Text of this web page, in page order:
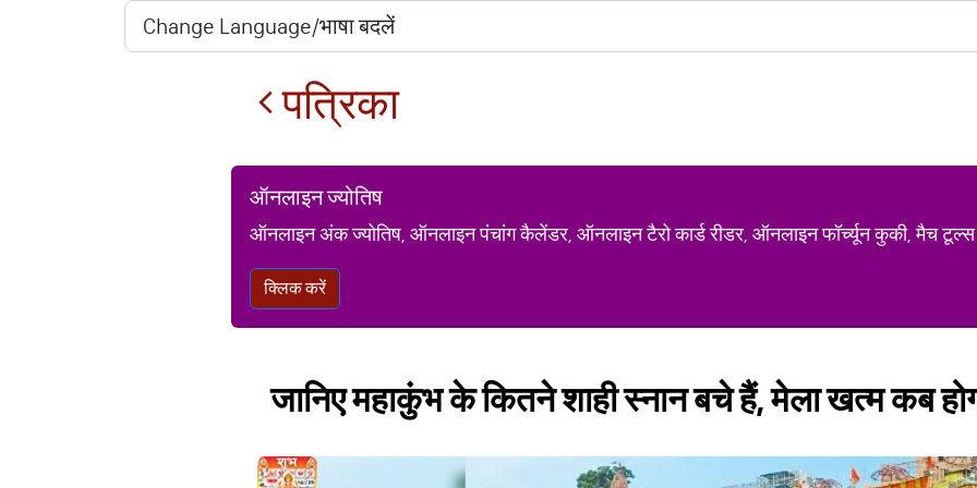
पत्रिका
ऑनलाइन ज्योतिष
ऑनलाइन अंक ज्योतिष, ऑनलाइन पंचांग कैलेंडर, ऑनलाइन टैरो कार्ड रीडर, ऑनलाइन फॉर्च्यून कुकी, मैच टूल्स
क्लिक करें
जानिए महाकुंभ के कितने शाही स्नान बचे हैं, मेला खत्म कब